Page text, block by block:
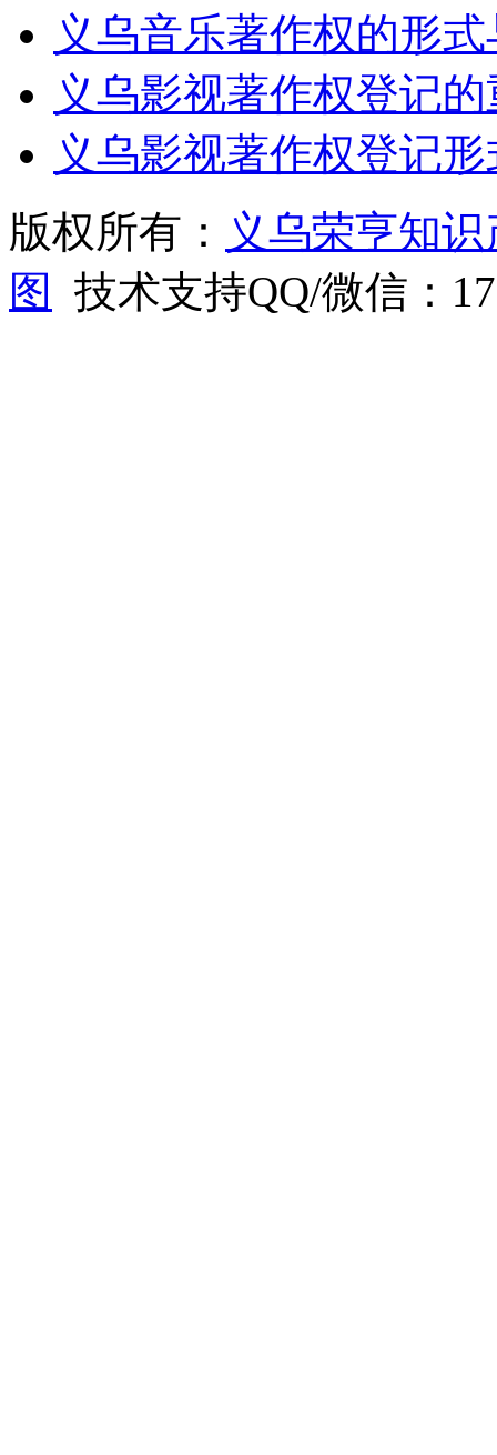
义乌音乐著作权的形
义乌影视著作权登记
义乌影视著作权登记
版权所有： 义乌荣亨知
图
技术支持QQ/微信：